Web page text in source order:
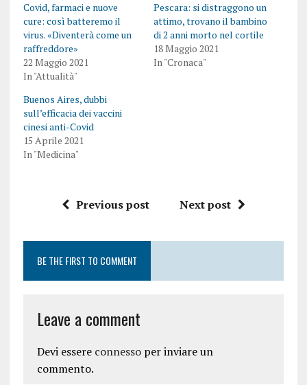
Covid, farmaci e nuove
cure: così batteremo il
virus. «Diventerà come un
raffreddore»
22 Maggio 2021
In "Attualità"
Pescara: si distraggono un
attimo, trovano il bambino
di 2 anni morto nel cortile
18 Maggio 2021
In "Cronaca"
Buenos Aires, dubbi
sull’efficacia dei vaccini
cinesi anti-Covid
15 Aprile 2021
In "Medicina"
Previous post Next post
BE THE FIRST TO COMMENT
Leave a comment
Devi essere connessoper inviare un
commento.